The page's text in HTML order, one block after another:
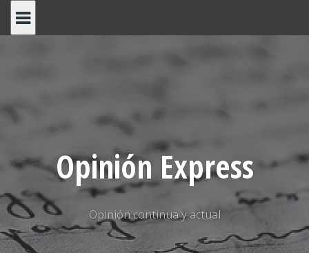
Opinión Express
Opinión continua y actual